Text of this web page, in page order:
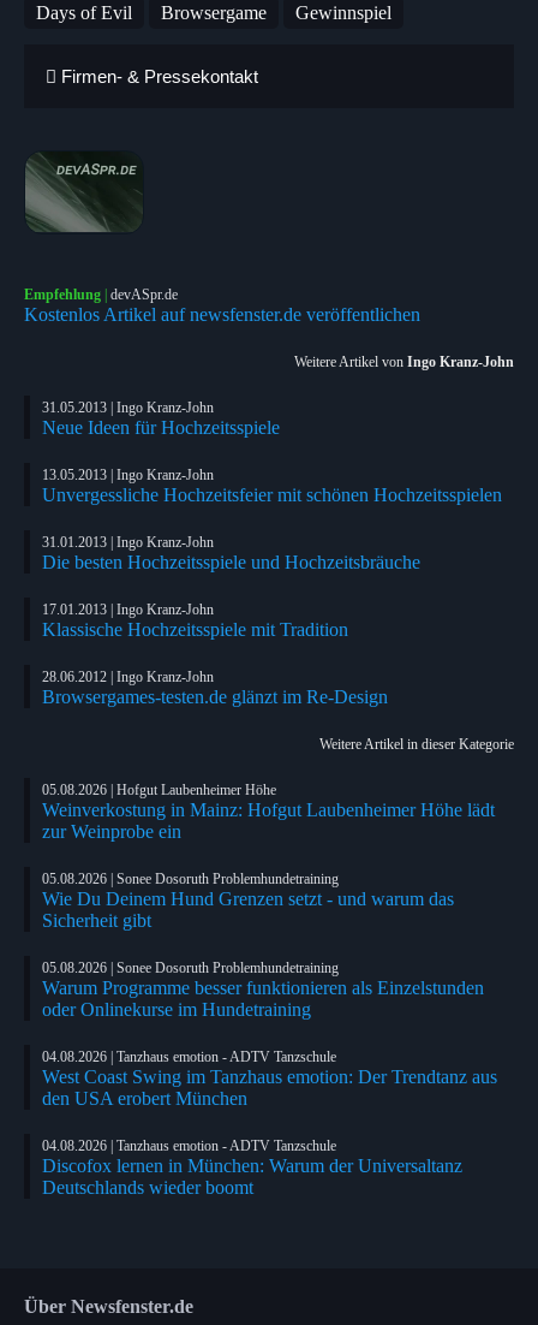
Days of Evil Browsergame Gewinnspiel
Firmen- & Pressekontakt
Empfehlung | devASpr.de
Kostenlos Artikel auf newsfenster.de veröffentlichen
Weitere Artikel von Ingo Kranz-John
31.05.2013 | Ingo Kranz-John
Neue Ideen für Hochzeitsspiele
13.05.2013 | Ingo Kranz-John
Unvergessliche Hochzeitsfeier mit schönen Hochzeitsspielen
31.01.2013 | Ingo Kranz-John
Die besten Hochzeitsspiele und Hochzeitsbräuche
17.01.2013 | Ingo Kranz-John
Klassische Hochzeitsspiele mit Tradition
28.06.2012 | Ingo Kranz-John
Browsergames-testen.de glänzt im Re-Design
Weitere Artikel in dieser Kategorie
05.08.2026 | Hofgut Laubenheimer Höhe
Weinverkostung in Mainz: Hofgut Laubenheimer Höhe lädt
zur Weinprobe ein
05.08.2026 | Sonee Dosoruth Problemhundetraining
Wie Du Deinem Hund Grenzen setzt - und warum das
Sicherheit gibt
05.08.2026 | Sonee Dosoruth Problemhundetraining
Warum Programme besser funktionieren als Einzelstunden
oder Onlinekurse im Hundetraining
04.08.2026 | Tanzhaus emotion - ADTV Tanzschule
West Coast Swing im Tanzhaus emotion: Der Trendtanz aus
den USA erobert München
04.08.2026 | Tanzhaus emotion - ADTV Tanzschule
Discofox lernen in München: Warum der Universaltanz
Deutschlands wieder boomt
Über Newsfenster.de